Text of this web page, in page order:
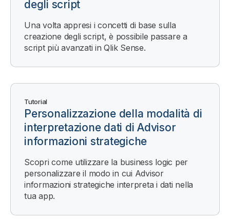
degli script
Una volta appresi i concetti di base sulla
creazione degli script, è possibile passare a
script più avanzati inQlik Sense.
Tutorial
Personalizzazione della modalità di
interpretazione dati di Advisor
informazioni strategiche
Scopri come utilizzare la business logic per
personalizzare il modo in cui Advisor
informazioni strategiche interpreta i dati nella
tua app.